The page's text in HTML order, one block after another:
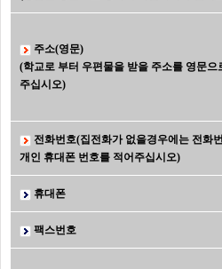
주소(영문)
(학교로 부터 우편물을 받을 주소를 영문으
주십시오)
전화번호(집전화가 없을경우에는 전화
개인 휴대폰 번호를 적어주십시오)
휴대폰
팩스번호